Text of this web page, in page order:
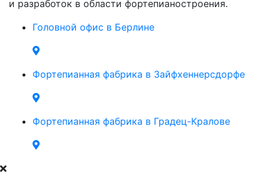
и разработок в области фортепианостроения.
Головной офис в Берлине
Фортепианная фабрика в Зайфхеннерсдорфе
Фортепианная фабрика в Градец-Кралове